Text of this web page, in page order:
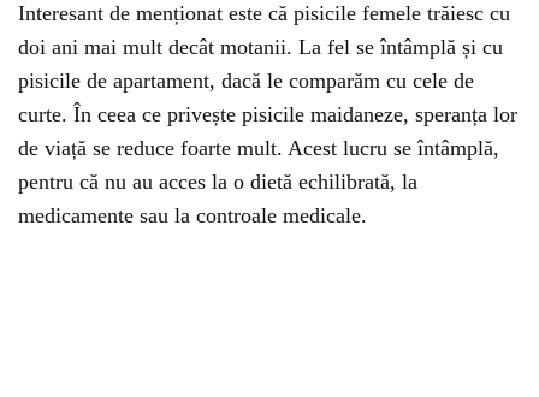
Interesant de menționat este că pisicile femele trăiesc cu
doi ani mai mult decât motanii. La fel se întâmplă și cu
pisicile de apartament, dacă le comparăm cu cele de
curte. În ceea ce privește pisicile maidaneze, speranța lor
de viață se reduce foarte mult. Acest lucru se întâmplă,
pentru că nu au acces la o dietă echilibrată, la
medicamente sau la controale medicale.